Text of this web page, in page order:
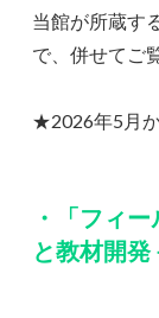
当館が所蔵す
で、併せてご
★2026年5月
・「フィ
と教材開発